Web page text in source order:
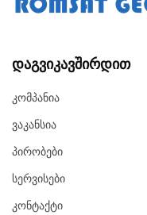
Დაგვიკავშირდით
Კომპანია
Ვაკანსია
Პირობები
Სერვისები
Კონტაქტი